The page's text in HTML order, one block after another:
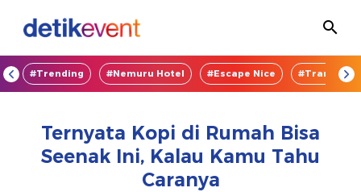
#Trending #Nemuru Hotel #Escape Nice
Ternyata Kopi di Rumah Bisa
Seenak Ini, Kalau Kamu Tahu
Caranya